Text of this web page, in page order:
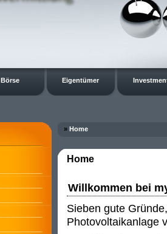
Börse Eigentümer
» Home
Home
Willkommen bei
Sieben gute
Photovoltaikanlage